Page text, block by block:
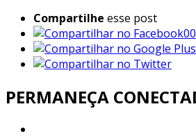
Compartilhe esse post
00
PERMANEÇA